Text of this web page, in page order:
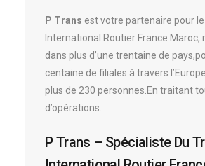
P Trans est votre partenaire pour
International Routier France Maroc,
dans plus d’une trentaine de
centaine de filiales à travers
plus de 230 personnes.En traitant
d’opérations.
P Trans – Spécialiste Du